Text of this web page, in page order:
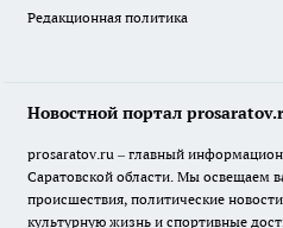
Редакционная политика
Новостной портал
prosaratov.ru – главный
Саратовской области. Мы освещаем
происшествия, политические
культурную жизнь и спортивные